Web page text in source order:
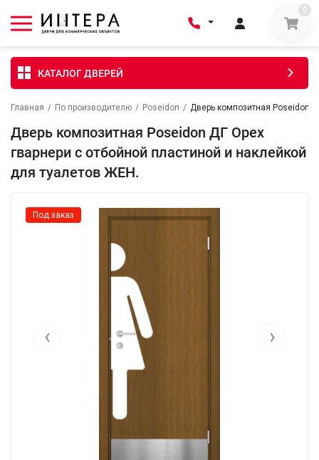
0
КАТАЛОГ ДВЕРЕЙ
Главная / По производителю / Poseidon / Дверь композитная Poseidon
Дверь композитная Poseidon ДГ Орех
гварнери с отбойной пластиной и наклейкой
для туалетов ЖЕН.
Под заказ
‹ ›